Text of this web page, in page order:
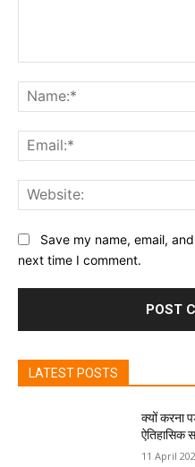
Save my name, email,
next time I comment.
LATEST POSTS
क्यों करना
ऐतिहासिक
11 April